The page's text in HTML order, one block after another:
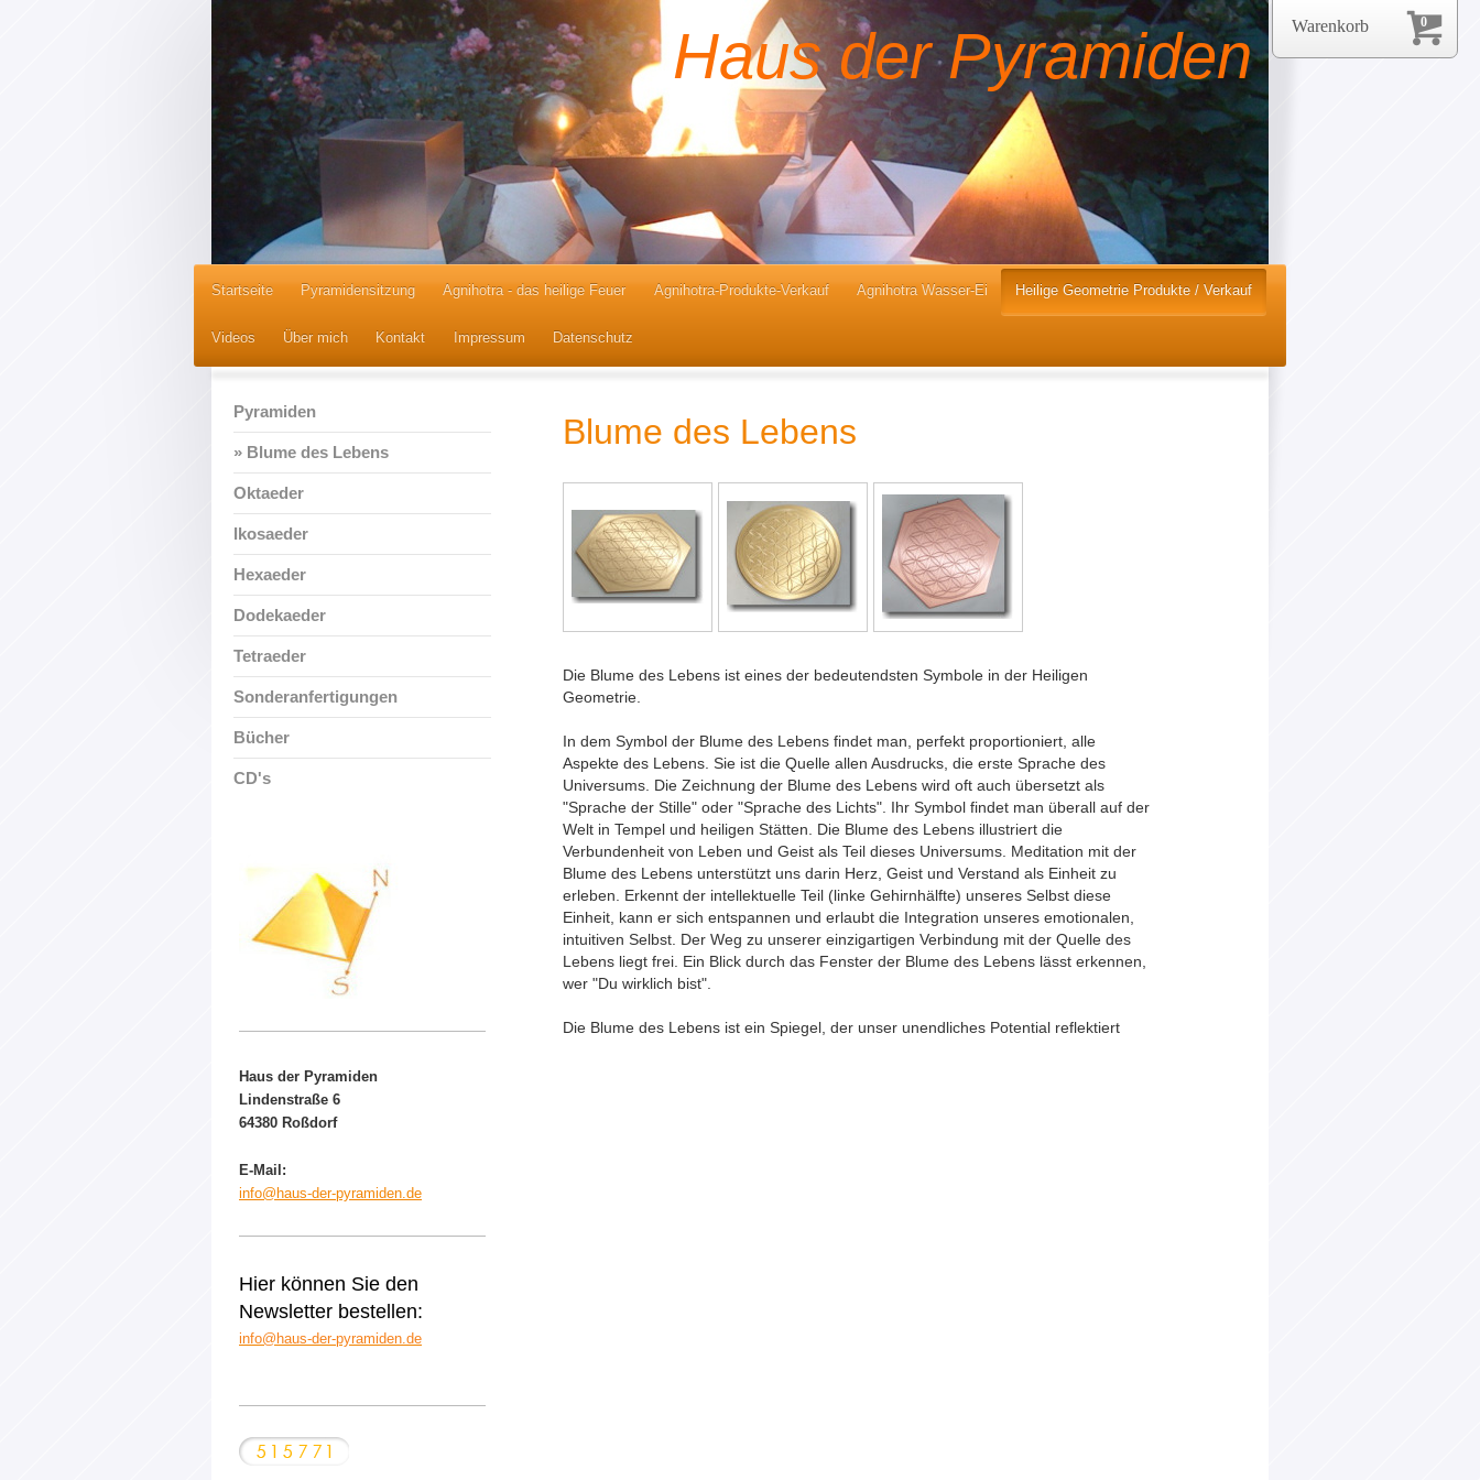
Haus der Pyramiden
Startseite Pyramidensitzung Agnihotra - das heilige Feuer Agnihotra-Produkte-Verkauf Agnihotra Wasser-Ei Heilige Geometrie Produkte / Verkauf
Videos Über mich Kontakt Impressum Datenschutz
Blume des Lebens
Die Blume des Lebens ist eines der bedeutendsten Symbole in der Heiligen
Geometrie.
In dem Symbol der Blume des Lebens findet man, perfekt proportioniert, alle
Aspekte des Lebens. Sie ist die Quelle allen Ausdrucks, die erste Sprache des
Universums. Die Zeichnung der Blume des Lebens wird oft auch übersetzt als
"Sprache der Stille" oder "Sprache des Lichts". Ihr Symbol findet man überall auf der
Welt in Tempel und heiligen Stätten. Die Blume des Lebens illustriert die
Verbundenheit von Leben und Geist als Teil dieses Universums. Meditation mit der
Blume des Lebens unterstützt uns darin Herz, Geist und Verstand als Einheit zu
erleben. Erkennt der intellektuelle Teil (linke Gehirnhälfte) unseres Selbst diese
Einheit, kann er sich entspannen und erlaubt die Integration unseres emotionalen,
intuitiven Selbst. Der Weg zu unserer einzigartigen Verbindung mit der Quelle des
Lebens liegt frei. Ein Blick durch das Fenster der Blume des Lebens lässt erkennen,
wer "Du wirklich bist".
Die Blume des Lebens ist ein Spiegel, der unser unendliches Potential reflektiert
Pyramiden
Blume des Lebens
Oktaeder
Ikosaeder
Hexaeder
Dodekaeder
Tetraeder
Sonderanfertigungen
Bücher
CD's
Haus der Pyramiden
Lindenstraße 6
64380 Roßdorf
E-Mail:
info@haus-der-pyramiden.de
Hier können Sie den
Newsletter bestellen:
info@haus-der-pyramiden.de
0
Warenkorb